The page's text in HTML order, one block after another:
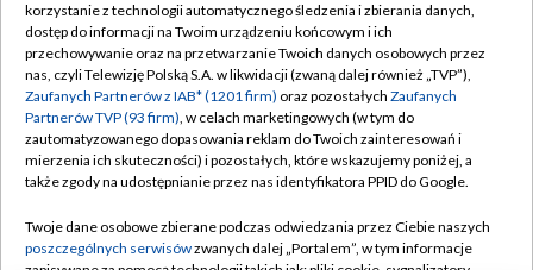
TVP
Abonament TVP
Emisja w TVP
Centrum informacji TVP
Naziemna Telewizja Cyfrowa
Rada Programowa
Regulamin TVP
Polityka prywatności
Moje zgody
Pomoc
Kontakt
korzystanie z technologii automatycznego śledzenia i zbierania danych,
dostęp do informacji na Twoim urządzeniu końcowym i ich
przechowywanie oraz na przetwarzanie Twoich danych osobowych przez
nas, czyli Telewizję Polską S.A. w likwidacji (zwaną dalej również „TVP”),
Zaufanych Partnerów z IAB* (1201 firm) oraz pozostałych Zaufanych
Partnerów TVP (93 firm), w celach marketingowych (w tym do
zautomatyzowanego dopasowania reklam do Twoich zainteresowań i
mierzenia ich skuteczności) i pozostałych, które wskazujemy poniżej, a
także zgody na udostępnianie przez nas identyfikatora PPID do Google.
Twoje dane osobowe zbierane podczas odwiedzania przez Ciebie naszych
poszczególnych serwisówzwanych dalej „Portalem”, w tym informacje